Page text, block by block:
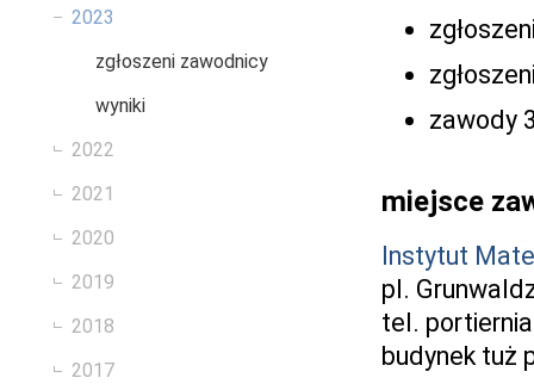
2023
zgłoszeni zawodnicy
wyniki
2022
2021
2020
2019
2018
2017
zawody
miejsce
Instytut
pl.
tel.
budynek tuż